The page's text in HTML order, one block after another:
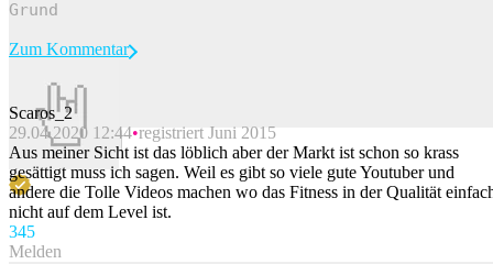
Beitrag melden
Zum Kommentar
Scaros_2
29.04.2020 12:44 registriert Juni 2015
Aus meiner Sicht ist das löblich aber der Markt ist schon so krass
gesättigt muss ich sagen. Weil es gibt so viele gute Youtuber und
andere die Tolle Videos machen wo das Fitness in der Qualität
nicht auf dem Level ist.
345
Melden